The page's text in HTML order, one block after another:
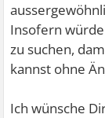
Insofern
zu suchen,
kannst ohne
Ich wünsche